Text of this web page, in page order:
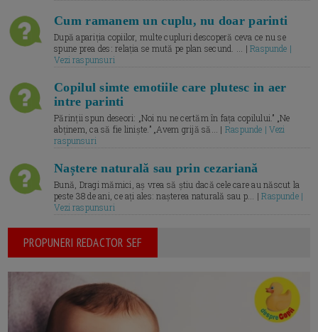
Cum ramanem un cuplu, nu doar parinti
După apariția copiilor, multe cupluri descoperă ceva ce nu se
spune prea des: relația se mută pe plan secund. ... |Raspunde |
Vezi raspunsuri
Copilul simte emotiile care plutesc in aer
intre parinti
Părinții spun deseori: „Noi nu ne certăm în fața copilului.” „Ne
abținem, ca să fie liniște.” „Avem grijă să... | Raspunde | Vezi
raspunsuri
Naștere naturală sau prin cezariană
Bună, Dragi mămici, aș vrea să știu dacă cele care au născut la
peste 38 de ani, ce ați ales: nașterea naturală sau p... |Raspunde |
Vezi raspunsuri
PROPUNERI REDACTOR SEF